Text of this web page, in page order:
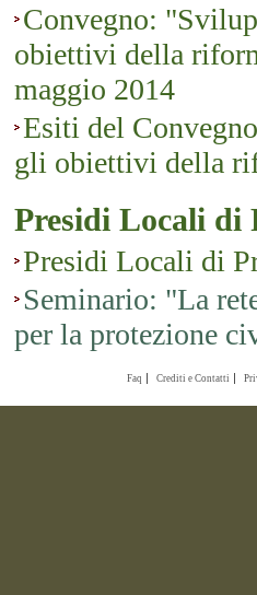
Convegno:
obiettivi della
maggio 2014
Esiti del
gli obiettivi della
Presidi Locali di
Presidi Locali di
Seminario: "La
per la protezione
Faq Crediti e Contatti